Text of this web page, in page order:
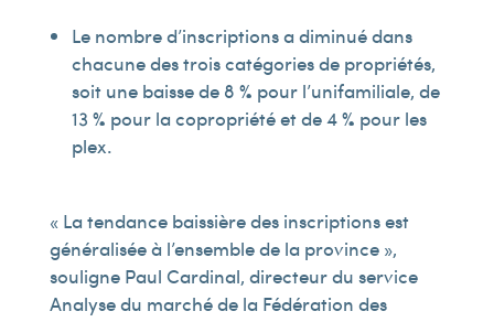
Le nombre d’inscriptions a diminué dans
chacune des trois catégories de propriétés,
soit une baisse de 8 % pour l’unifamiliale, de
13 % pour la copropriété et de 4 % pour les
plex.
« La tendance baissière des inscriptions est
généralisée à l’ensemble de la province »,
souligne Paul Cardinal, directeur du service
Analyse du marché de la Fédération des